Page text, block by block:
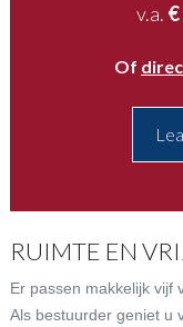
v.a. €
Of
RUIMTE EN
Er passen makkelijk vijf
Als bestuurder geniet u